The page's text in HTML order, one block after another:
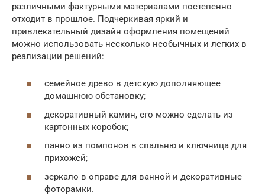
различными фактурными материалами постепенно
отходит в прошлое. Подчеркивая яркий и
привлекательный дизайн оформления помещений
можно использовать несколько необычных и легких в
реализации решений:
семейное древо в детскую дополняющее
домашнюю обстановку;
декоративный камин, его можно сделать из
картонных коробок;
панно из помпонов в спальню и ключница для
прихожей;
зеркало в оправе для ванной и декоративные
фоторамки.